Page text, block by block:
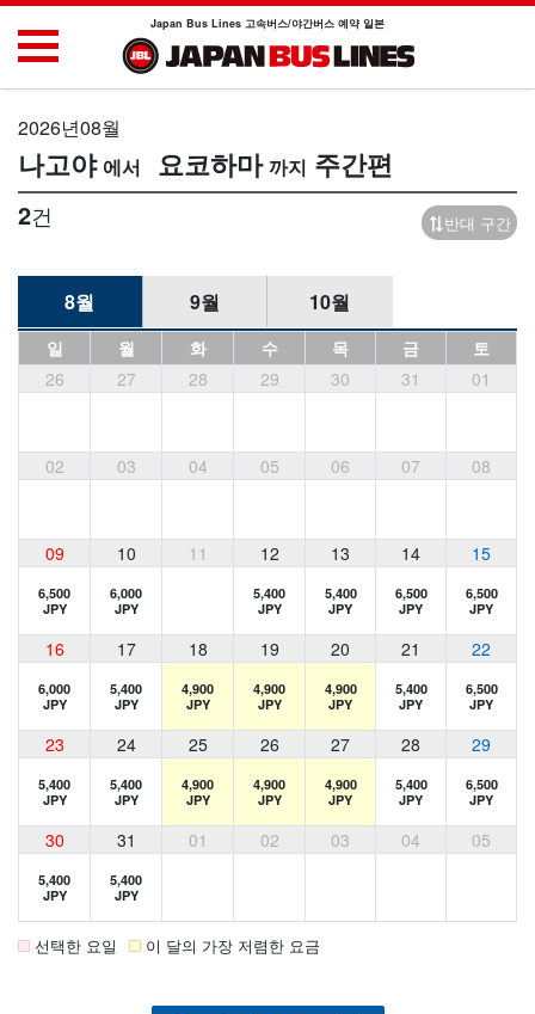
Japan Bus Lines 고속버스/야간버스 예약 일본
2026년08월
나고야 요코하마 주간편
2건 반대 구간
8월 9월 10월
일 월 화 수 목 금
토
26
27 28 29 30 31 01
02 03 04 05 06 07 08
09 10 11 12 13 14 15
6,500
JPY
6,000
JPY
5,400
JPY
5,400
JPY
6,500
JPY
6,500
JPY
16 17 18 19 20 21 22
6,000
JPY
5,400
JPY
4,900
JPY
4,900
JPY
4,900
JPY
5,400
JPY
6,500
JPY
23 24 25 26 27 28 29
5,400
JPY
5,400
JPY
4,900
JPY
4,900
JPY
4,900
JPY
5,400
JPY
6,500
JPY
30 31 01 02 03 04 05
5,400
JPY
5,400
JPY
선택한 요일 이 달의 가장 저렴한 요금